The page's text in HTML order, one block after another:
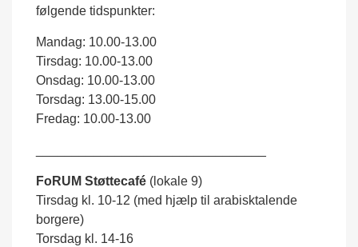
følgende tidspunkter:
Mandag: 10.00-13.00
Tirsdag: 10.00-13.00
Onsdag: 10.00-13.00
Torsdag: 13.00-15.00
Fredag: 10.00-13.00
FoRUM Støttecafé (lokale 9)
Tirsdag kl. 10-12 (med hjælp til arabisktalende
borgere)
Torsdag kl. 14-16